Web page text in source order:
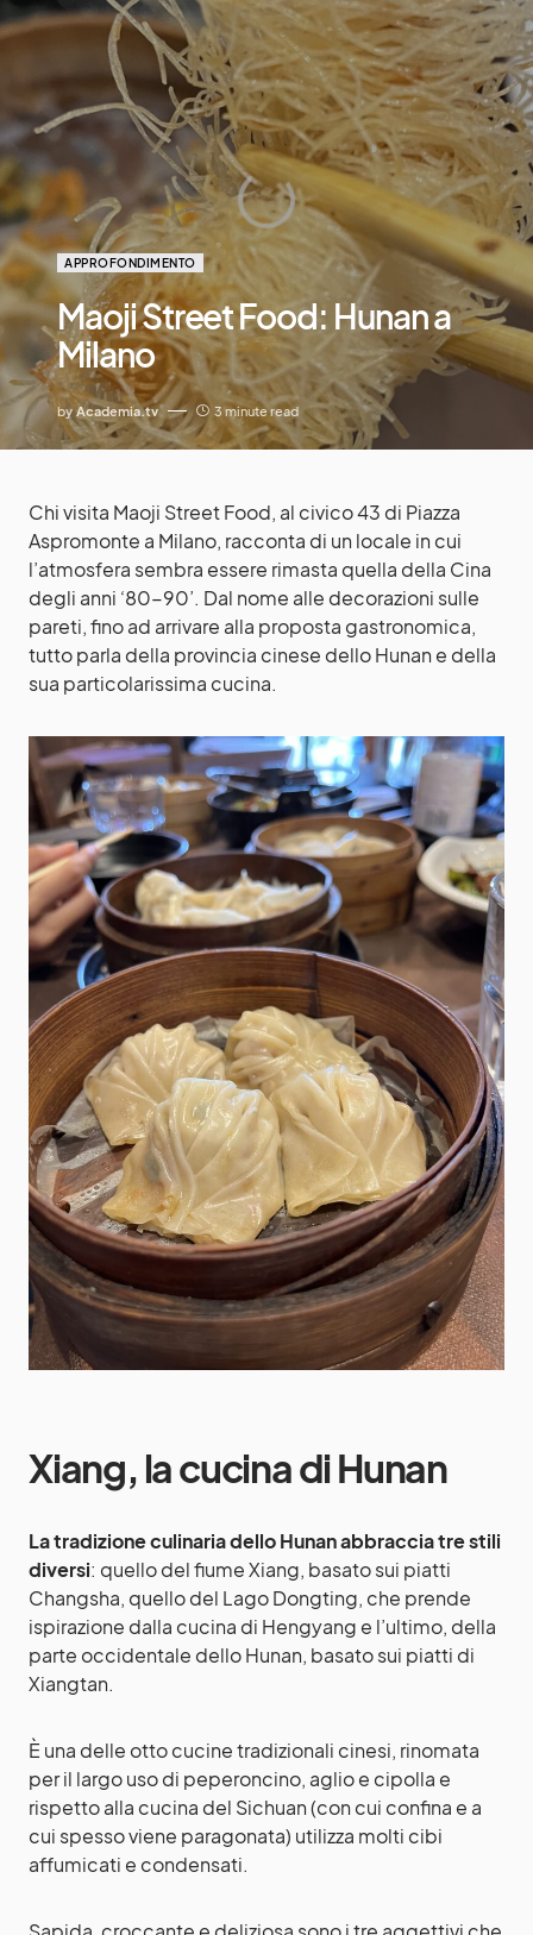
APPROFONDIMENTO
Maoji Street Food: Hunan a
Milano
by Academia.tv 3 minute read
Chi visita Maoji Street Food, al civico 43 di Piazza
Aspromonte a Milano, racconta di un locale in cui
l’atmosfera sembra essere rimasta quella della Cina
degli anni ‘80-90’. Dal nome alle decorazioni sulle
pareti, fino ad arrivare alla proposta gastronomica,
tutto parla della provincia cinese dello Hunan e della
sua particolarissima cucina.
Xiang, la cucina di Hunan
La tradizione culinaria dello Hunan abbraccia tre stili
diversi: quello del fiume Xiang, basato sui piatti
Changsha, quello del Lago Dongting, che prende
ispirazione dalla cucina di Hengyang e l’ultimo, della
parte occidentale dello Hunan, basato sui piatti di
Xiangtan.
È una delle otto cucine tradizionali cinesi, rinomata
per il largo uso di peperoncino, aglio e cipolla e
rispetto alla cucina del Sichuan (con cui confina e a
cui spesso viene paragonata) utilizza molti cibi
affumicati e condensati.